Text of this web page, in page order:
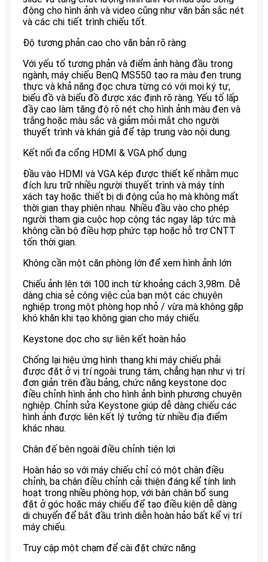
động cho hình ảnh và video cũng như văn bản sắc nét
và các chi tiết trình chiếu tốt.
Độ tương phản cao cho văn bản rõ ràng
Với yếu tố tương phản và điểm ảnh hàng đầu trong
ngành, máy chiếu BenQ MS550 tạo ra màu đen trung
thực và khả năng đọc chưa từng có với mọi ký tự,
biểu đồ và biểu đồ được xác định rõ ràng. Yếu tố lấp
đầy cao làm tăng độ rõ nét cho hình ảnh màu đen và
trắng hoặc màu sắc và giảm mỏi mắt cho người
thuyết trình và khán giả để tập trung vào nội dung.
Kết nối đa cổng HDMI & VGA phổ dụng
Đầu vào HDMI và VGA kép được thiết kế nhằm mục
đích lưu trữ nhiều người thuyết trình và máy tính
xách tay hoặc thiết bị di động của họ mà không mất
thời gian thay phiên nhau. Nhiều đầu vào cho phép
người tham gia cuộc họp cộng tác ngay lập tức mà
không cần bộ điều hợp phức tạp hoặc hỗ trợ CNTT
tốn thời gian.
Không cần một căn phòng lớn để xem hình ảnh lớn
Chiếu ảnh lên tới 100 inch từ khoảng cách 3,98m. Dễ
dàng chia sẻ công việc của bạn một các chuyên
nghiệp trong một phòng họp nhỏ / vừa mà không gặp
khó khăn khi tạo không gian cho máy chiếu.
Keystone dọc cho sự liên kết hoàn hảo
Chống lại hiệu ứng hình thang khi máy chiếu phải
được đặt ở vị trí ngoài trung tâm, chẳng hạn như vị trí
đơn giản trên đầu bảng, chức năng keystone dọc
điều chỉnh hình ảnh cho hình ảnh bình phương chuyên
nghiệp. Chỉnh sửa Keystone giúp dễ dàng chiếu các
hình ảnh được liên kết lý tưởng từ nhiều địa điểm
khác nhau.
Chân đế bên ngoài điều chỉnh tiện lợi
Hoàn hảo so với máy chiếu chỉ có một chân điều
chỉnh, ba chân điều chỉnh cải thiện đáng kể tính linh
hoạt trong nhiều phòng họp, với bàn chân bổ sung
đặt ở góc hoặc máy chiếu để tạo điều kiện dễ dàng
di chuyển để bắt đầu trình diễn hoàn hảo bất kể vị trí
máy chiếu.
Truy cập một chạm để cài đặt chức năng